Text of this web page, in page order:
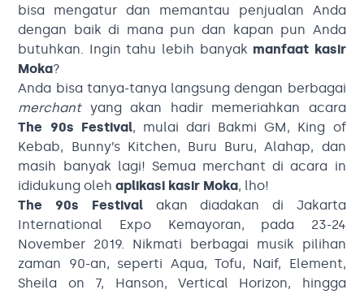
bisa mengatur dan memantau penjualan Anda
dengan baik di mana pun dan kapan pun Anda
butuhkan. Ingin tahu lebih banyak manfaat kasir
Moka?
Anda bisa tanya-tanya langsung dengan berbagai
merchantyang akan hadir memeriahkan acara
The 90s Festival, mulai dari Bakmi GM, King of
Kebab, Bunny’s Kitchen, Buru Buru, Alahap, dan
masih banyak lagi! Semua merchant di acara in
ididukung olehaplikasi kasir Moka, lho!
The 90s Festivalakan diadakan di Jakarta
International Expo Kemayoran, pada 23-24
November 2019. Nikmati berbagai musik pilihan
zaman 90-an, seperti Aqua, Tofu, Naif, Element,
Sheila on 7, Hanson, Vertical Horizon, hingga